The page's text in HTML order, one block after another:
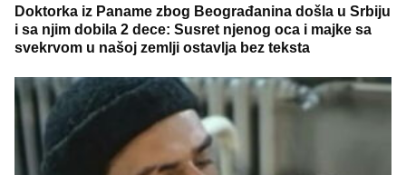
Doktorka iz Paname zbog Beograđanina došla u Srbiju
i sa njim dobila 2 dece: Susret njenog oca i majke sa
svekrvom u našoj zemlji ostavlja bez teksta